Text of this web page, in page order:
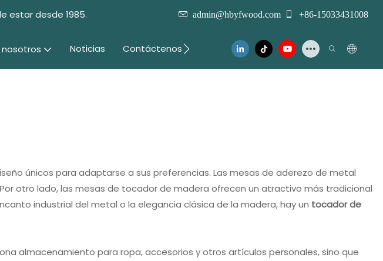
estar desde 1985. admin@hbyfwood.com +86-15033431008
nosotros Noticias Contáctenos
únicos para adaptarse a sus preferencias. Las mesas de aderezo de metal
otro lado, las mesas de tocador de madera ofrecen un atractivo más tradicional
industrial del metal o la elegancia clásica de la madera, hay un tocador de
almacenamiento para ropa, accesorios y otros artículos personales, sino que